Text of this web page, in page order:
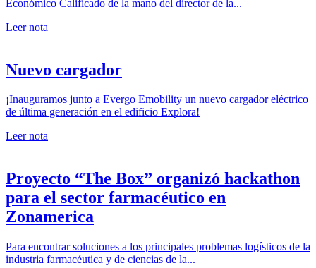
Económico Calificado de la mano del director de la...
Leer nota
Nuevo cargador
¡Inauguramos junto a Evergo Emobility un nuevo cargador eléctrico
de última generación en el edificio Explora!
Leer nota
Proyecto “The Box” organizó hackathon
para el sector farmacéutico en
Zonamerica
Para encontrar soluciones a los principales problemas logísticos de la
industria farmacéutica y de ciencias de la...